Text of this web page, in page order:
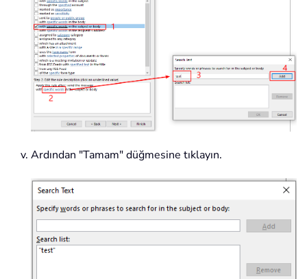
Ardından "Tamam" düğmesine tıklayın.